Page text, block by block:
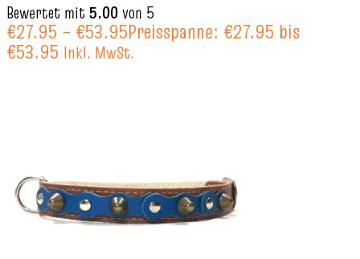
Bewertet mit5.00von 5
€27.95 – €53.95Preisspanne: €27.95 bis
€53.95 Inkl. MwSt.